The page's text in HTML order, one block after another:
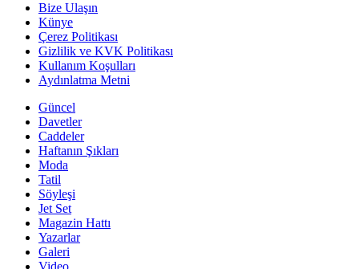
Bize Ulaşın
Künye
Çerez Politikası
Gizlilik ve KVK Politikası
Kullanım Koşulları
Aydınlatma Metni
Güncel
Davetler
Caddeler
Haftanın Şıkları
Moda
Tatil
Söyleşi
Jet Set
Magazin Hattı
Yazarlar
Galeri
Video